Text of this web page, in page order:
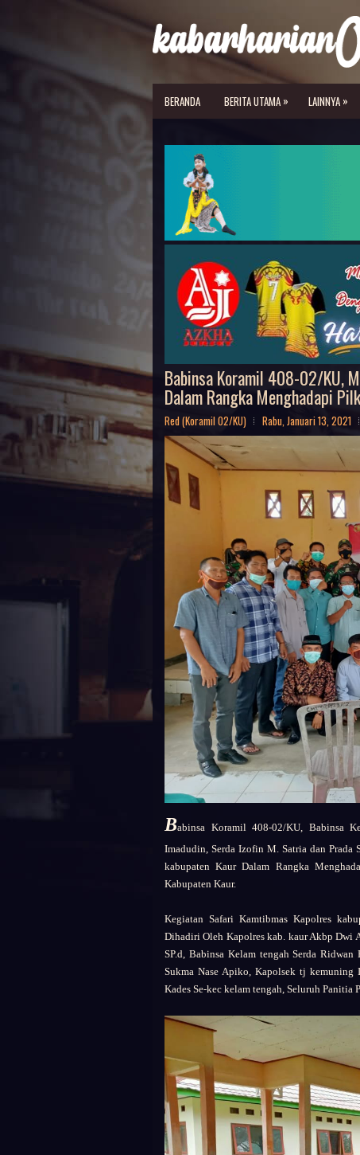
BERANDA BERITA UTAMA » LAINNYA »
Babinsa Koramil 408-02/KU,
Dalam Rangka Menghadapi
Red (Koramil 02/KU) Rabu, Januari 13, 2021
Babinsa Koramil 408-02/KU, Babinsa
Imadudin, Serda Izofin M. Satria dan Prada
kabupaten Kaur Dalam Rangka
Kabupaten Kaur.
Kegiatan Safari Kamtibmas Kapolres
Dihadiri Oleh Kapolres kab. kaur Akbp Dwi
SP.d, Babinsa Kelam tengah Serda Ridwan
Sukma Nase Apiko, Kapolsek tj kemuning
Kades Se-kec kelam tengah, Seluruh Panitia